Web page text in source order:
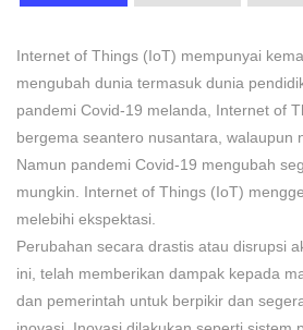
Internet of Things (IoT) mempunyai
mengubah dunia termasuk dunia
pandemi Covid-19 melanda, Internet of
bergema seantero nusantara, walaupun
Namun pandemi Covid-19 mengubah
mungkin. Internet of Things (IoT)
melebihi ekspektasi.
Perubahan secara drastis atau disrupsi
ini, telah memberikan dampak kepada
dan pemerintah untuk berpikir dan